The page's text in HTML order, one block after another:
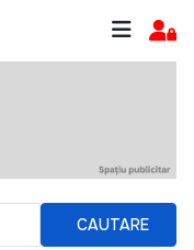
CAUTARE